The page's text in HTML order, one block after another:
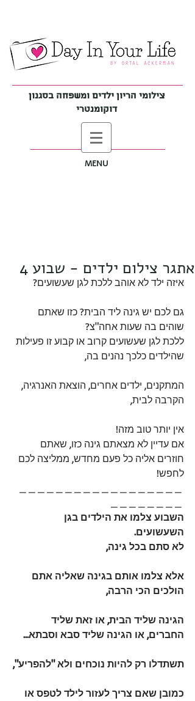
צילומי הריון ילדים ומשפחה בסגנון
דוקומנטרי
MENU
אתגר צילום ילדים - שבוע 4
איזה ילד לא אוהב ללכת לגן שעשועים?
גם לכם יש גינה ליד הבית? כזו שאתם
שוהים בה שעות אחה"צ?
ללכת לגן שעשועים קרוב או קבוע זו פעילות
שהילדים כלכך נהנים בה,
המתקנים, ילדים אחרים, הוצאת האנרגיה,
הקרבה לבית,
אין יותר טוב מזה!
אם עדיין לא מצאתם גינה כזו, שאתם
חוזרים אליה כל פעם מחדש, ממליצה לכם
לחפש!
השבוע צלמו את הילדים בגן
השעשועים.
לא סתם בכל גינה,
אלא צלמו אותם בגינה שאליה אתם
הולכים הכי הרבה,
הגינה שליד הבית, או זאת שליד
החברים, או הגינה שליד סבא וסבתא...
תשתדלו רק להיות נוכחים ולא "להפריע",
כמובן שאם צריך לעזור לילד לטפס או